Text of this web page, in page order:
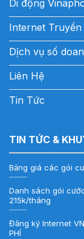
Di động
Internet
Dịch vụ số
Liên Hệ
Tin Tức
TIN TỨC &
Bảng giá các gói
Danh sách gói
215k/tháng
Đăng ký Internet
PHÍ